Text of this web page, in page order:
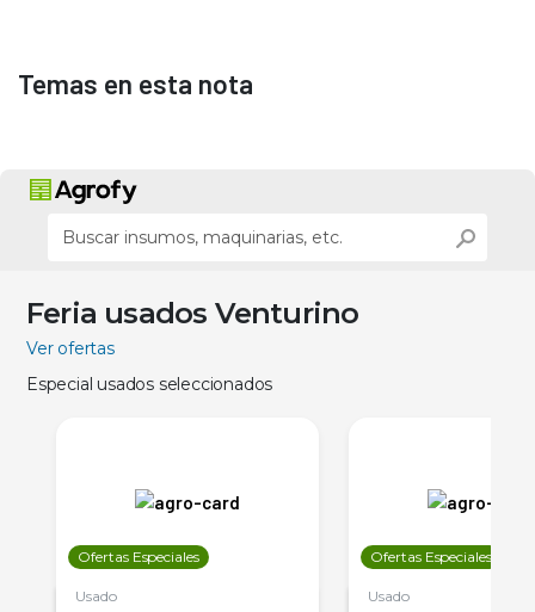
Temas en esta nota
Feria usados Venturino
Ver ofertas
Especial usados seleccionados
Ofertas Especiales
Usado
Ofertas Especiales
Usado